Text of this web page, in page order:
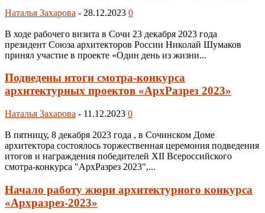
Наталья Захарова - 28.12.2023 0
В ходе рабочего визита в Сочи 23 декабря 2023 года
президент Союза архитекторов России Николай Шумаков
принял участие в проекте «Один день из жизни...
Подведены итоги смотра-конкурса
архитектурных проектов «АрхРазрез 2023»
Наталья Захарова - 11.12.2023 0
В пятницу, 8 декабря 2023 года , в Сочинском Доме
архитектора состоялось торжественная церемония подведения
итогов и награждения победителей XII Всероссийского
смотра-конкурса "АрхРазрез 2023",...
Начало работу жюри архитектурного конкурса
«Архразрез-2023»